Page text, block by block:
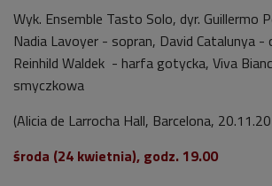
Wyk. Ensemble Tasto Solo, dyr. Guillermo
Nadia Lavoyer - sopran, David Catalunya -
Reinhild Waldek - harfa gotycka, Viva
smyczkowa
(Alicia de Larrocha Hall, Barcelona,
środa (24 kwietnia), godz. 19.00